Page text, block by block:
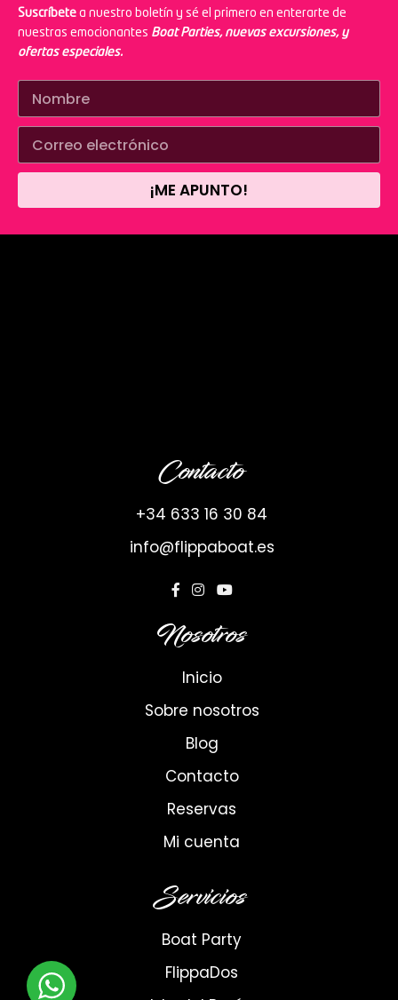
Suscríbete a nuestro boletín y sé el primero en enterarte de
nuestras emocionantes Boat Parties, nuevas excursiones, y
ofertas especiales.
¡ME APUNTO!
Contacto
+34 633 16 30 84
info@flippaboat.es
Nosotros
Inicio
Sobre nosotros
Blog
Contacto
Reservas
Mi cuenta
Servicios
Boat Party
FlippaDos